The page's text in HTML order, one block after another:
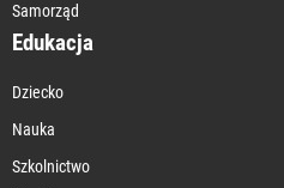
Samorząd
Edukacja
Dziecko
Nauka
Szkolnictwo